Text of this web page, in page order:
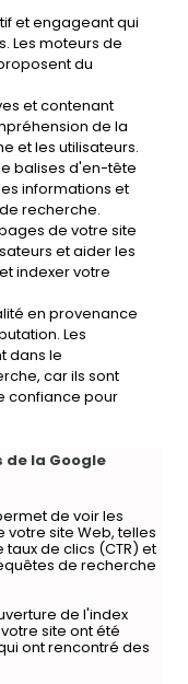
et engageant qui
Les moteurs de
du
et contenant
de la
et les utilisateurs.
balises d'en-tête
informations et
recherche.
de votre site
et aider les
indexer votre
en provenance
Les
dans le
car ils sont
confiance pour
la Google
de voir les
site Web, telles
de clics (CTR) et
de recherche
de l'index
site ont été
ont rencontré des